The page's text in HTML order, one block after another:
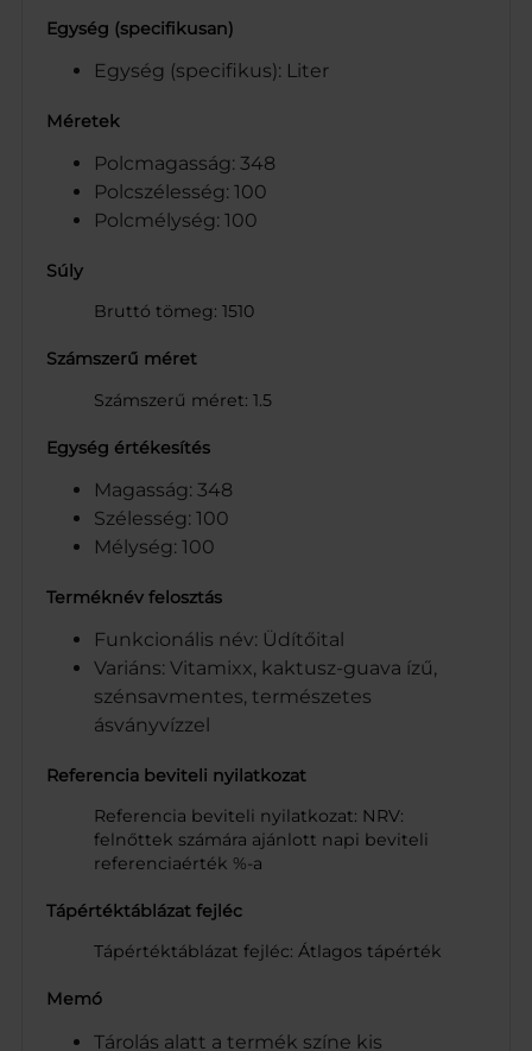
Egység (specifikusan)
Egység (specifikus): Liter
Méretek
Polcmagasság: 348
Polcszélesség: 100
Polcmélység: 100
Súly
Bruttó tömeg: 1510
Számszerű méret
Számszerű méret: 1.5
Egység értékesítés
Magasság: 348
Szélesség: 100
Mélység: 100
Terméknév felosztás
Funkcionális név: Üdítőital
Variáns: Vitamixx, kaktusz-guava ízű,
szénsavmentes, természetes
ásványvízzel
Referencia beviteli nyilatkozat
Referencia beviteli nyilatkozat: NRV:
felnőttek számára ajánlott napi beviteli
referenciaérték %-a
Tápértéktáblázat fejléc
Tápértéktáblázat fejléc: Átlagos tápérték
Memó
Tárolás alatt a termék színe kis